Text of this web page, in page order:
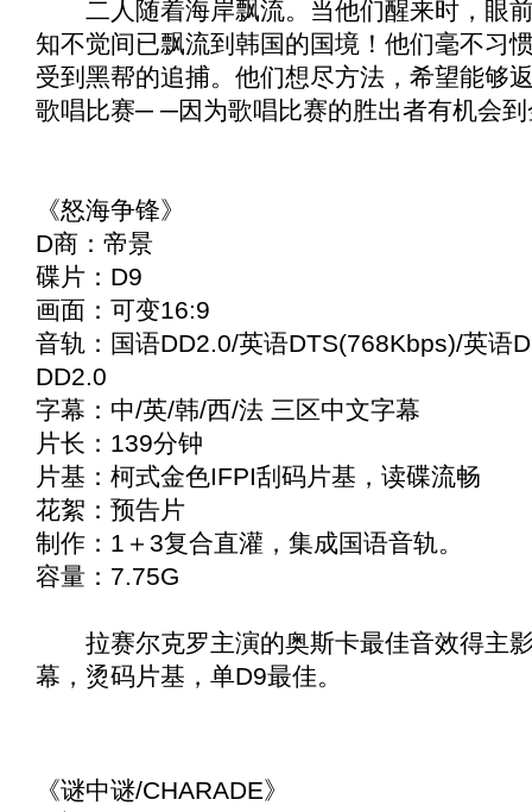
二人随着海岸飘流。当他们醒来时，眼
知不觉间已飘流到韩国的国境！他们毫不习
受到黑帮的追捕。他们想尽方法，希望能够
歌唱比赛─ ─因为歌唱比赛的胜出者有机会
《怒海争锋》
D商：帝景
碟片：D9
画面：可变16:9
音轨：国语DD2.0/英语DTS(768Kbps)/英语
DD2.0
字幕：中/英/韩/西/法 三区中文字幕
片长：139分钟
片基：柯式金色IFPI刮码片基，读碟流畅
花絮：预告片
制作：1＋3复合直灌，集成国语音轨。
容量：7.75G
拉赛尔克罗主演的奥斯卡最佳音效得主
幕，烫码片基，单D9最佳。
《谜中谜/CHARADE》